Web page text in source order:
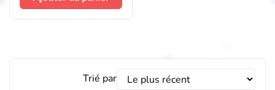
Trié parTrier